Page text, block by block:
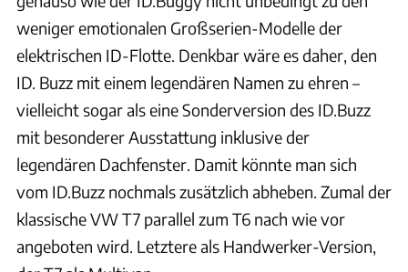
weniger emotionalen Großserien-Modelle der
elektrischen ID-Flotte. Denkbar wäre es daher, den
ID. Buzz mit einem legendären Namen zu ehren –
vielleicht sogar als eine Sonderversion des ID.Buzz
mit besonderer Ausstattung inklusive der
legendären Dachfenster. Damit könnte man sich
vom ID.Buzz nochmals zusätzlich abheben. Zumal der
klassische VW T7 parallel zum T6 nach wie vor
angeboten wird. Letztere als Handwerker-Version,